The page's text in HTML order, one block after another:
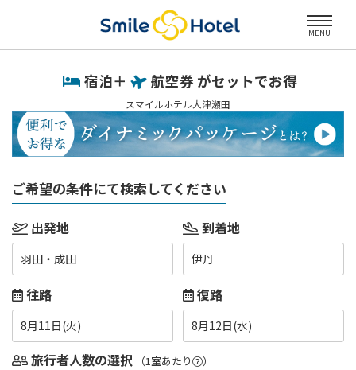
MENU
宿泊＋ 航空券 がセットでお得
スマイルホテル大津瀬田
ご希望の条件にて検索してください
出発地
羽田・成田
到着地
伊丹
往路
8月11日(火)
復路
8月12日(水)
旅行者人数の選択 （1室あたり ）